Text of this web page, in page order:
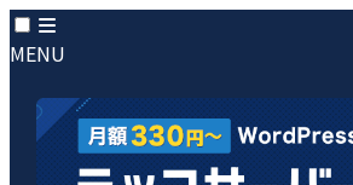
MENU